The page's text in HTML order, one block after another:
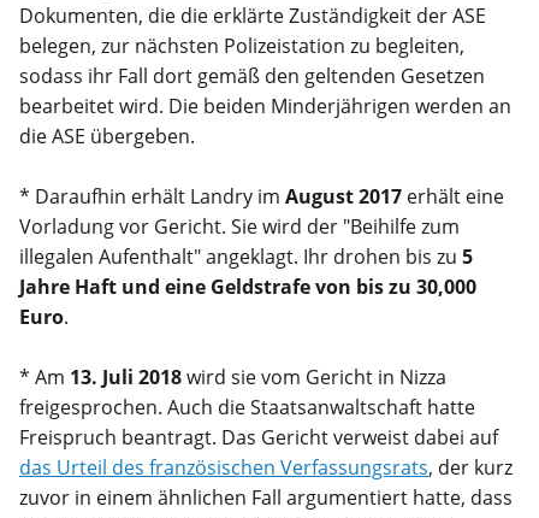
Dokumenten, die die erklärte Zuständigkeit der ASE
belegen, zur nächsten Polizeistation zu begleiten,
sodass ihr Fall dort gemäß den geltenden Gesetzen
bearbeitet wird. Die beiden Minderjährigen werden an
die ASE übergeben.
* Daraufhin erhält Landry im August 2017 erhält eine
Vorladung vor Gericht. Sie wird der "Beihilfe zum
illegalen Aufenthalt" angeklagt. Ihr drohen bis zu 5
Jahre Haft und eine Geldstrafe von bis zu 30,000
Euro.
* Am 13. Juli 2018wird sie vom Gericht in Nizza
freigesprochen. Auch die Staatsanwaltschaft hatte
Freispruch beantragt. Das Gericht verweist dabei auf
das Urteil des französischen Verfassungsrats, der kurz
zuvor in einem ähnlichen Fall argumentiert hatte, dass